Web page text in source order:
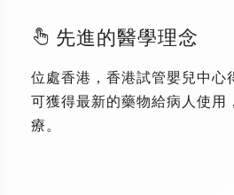
先進的醫學理念
位處香港，香港試管嬰兒中心
可獲得最新的藥物給病人使用
療。